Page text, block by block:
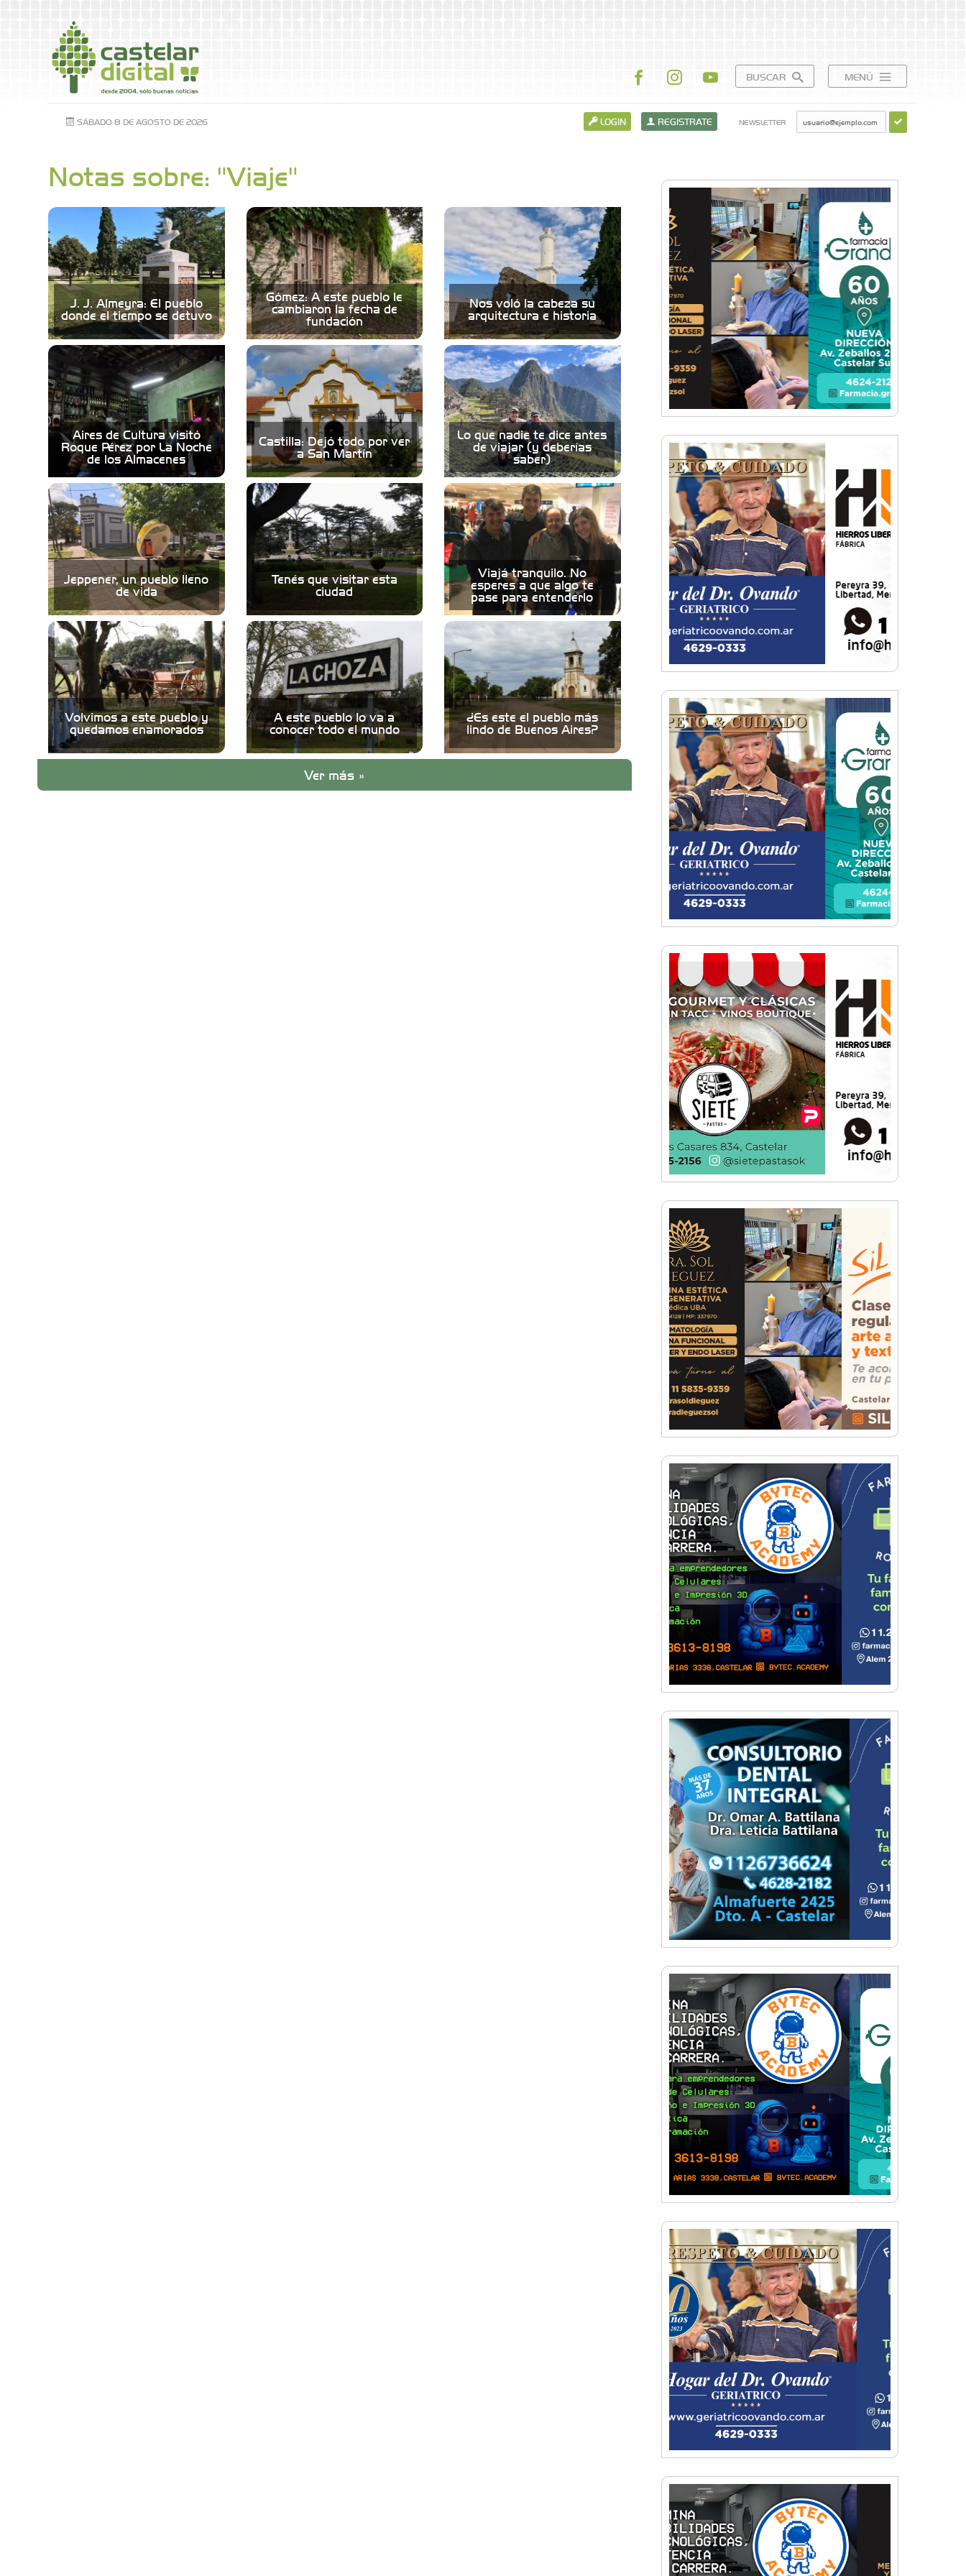
BUSCAR MENÚ
SÁBADO 8 DE AGOSTO DE 2026 LOGIN REGISTRATE NEWSLETTER
Notas sobre: "Viaje"
J. J. Almeyra: El pueblo
donde el tiempo se detuvo
Gómez: A este pueblo le
cambiaron la fecha de
fundación
Nos voló la cabeza su
arquitectura e historia
Aires de Cultura visitó
Roque Pérez por La Noche
de los Almacenes
Castilla: Dejó todo por ver
a San Martín
Lo que nadie te dice antes
de viajar (y deberías
saber)
Jeppener, un pueblo lleno
de vida
Tenés que visitar esta
ciudad
Viajá tranquilo. No
esperes a que algo te
pase para entenderlo
Volvimos a este pueblo y
quedamos enamorados
A este pueblo lo va a
conocer todo el mundo
¿Es este el pueblo más
lindo de Buenos Aires?
Ver más »